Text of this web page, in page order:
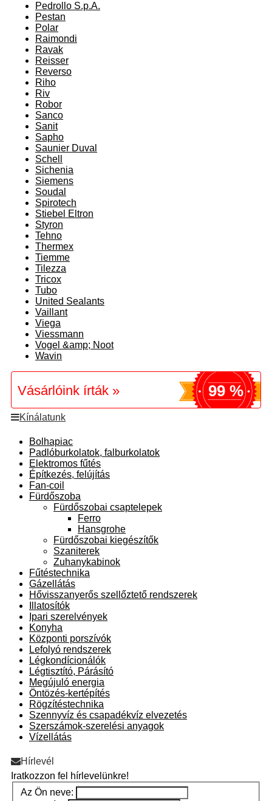
Pedrollo S.p.A.
Pestan
Polar
Raimondi
Ravak
Reisser
Reverso
Riho
Riv
Robor
Sanco
Sanit
Sapho
Saunier Duval
Schell
Sichenia
Siemens
Soudal
Spirotech
Stiebel Eltron
Styron
Tehno
Thermex
Tiemme
Tilezza
Tricox
Tubo
United Sealants
Vaillant
Viega
Viessmann
Vogel &amp; Noot
Wavin
Vásárlóink írták » 99 %
Kínálatunk
Bolhapiac
Padlóburkolatok, falburkolatok
Elektromos fűtés
Építkezés, felújítás
Fan-coil
Fürdőszoba
Fürdőszobai csaptelepek
Ferro
Hansgrohe
Fürdőszobai kiegészítők
Szaniterek
Zuhanykabinok
Fűtéstechnika
Gázellátás
Hővisszanyerős szellőztető rendszerek
Illatosítók
Ipari szerelvények
Konyha
Központi porszívók
Lefolyó rendszerek
Légkondícionálók
Légtisztító, Párásító
Megújuló energia
Öntözés-kertépítés
Rögzítéstechnika
Szennyvíz és csapadékvíz elvezetés
Szerszámok-szerelési anyagok
Vízellátás
Hírlevél
Iratkozzon fel hírlevelünkre!
Az Ön neve: